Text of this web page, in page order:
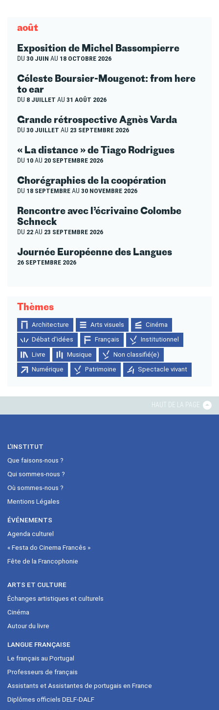
août
Exposition de Michel Bassompierre
DU 30 JUIN AU 18 OCTOBRE 2026
Céleste Boursier-Mougenot: from here
to ear
DU 8 JUILLET AU 31 AOÛT 2026
Grande rétrospective Agnès Varda
DU 30 JUILLET AU 23 SEPTEMBRE 2026
« La distance » de Tiago Rodrigues
DU 10AU 20 SEPTEMBRE 2026
Chorégraphies de la coopération
DU 18 SEPTEMBREAU 30 NOVEMBRE 2026
Rencontre avec l’écrivaine Colombe
Schneck
DU 22AU 23 SEPTEMBRE 2026
Journée Européenne des Langues
26 SEPTEMBRE 2026
Thèmes
Architecture Arts visuels Cinéma
Débat d'idées Français Institutionnel
Livre Musique Non classifié(e)
Numérique Patrimoine Spectacle vivant
HAUT DE LA PAGE
L’INSTITUT
Que faisons-nous ?
Qui sommes-nous ?
Où sommes-nous ?
Mentions Légales
ÉVÉNEMENTS
Agenda culturel
« Festa do Cinema Francês »
Fête de la Francophonie
ARTS ET CULTURE
Échanges artistiques et culturels
Cinéma
Autour du livre
LANGUE FRANÇAISE
Le français au Portugal
Professeurs de français
Assistants et Assistantes de portugais en France
Diplômes officiels DELF-DALF